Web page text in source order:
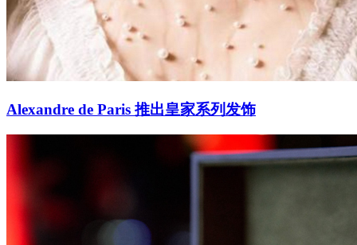
Alexandre de Paris 推出皇家系列发饰